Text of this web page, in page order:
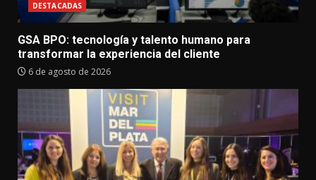
DESTACADAS
GSA BPO: tecnología y talento humano para
transformar la experiencia del cliente
6 de agosto de 2026